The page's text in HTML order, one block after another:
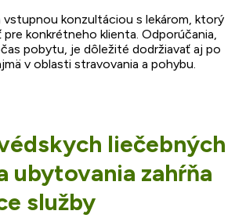
vstupnou konzultáciou s lekárom, ktorý
konkrétneho klienta. Odporúčania,
pobytu, je dôležité dodržiavať aj po
v oblasti stravovania a pohybu.
liečebných
ubytovania zahŕňa
služby